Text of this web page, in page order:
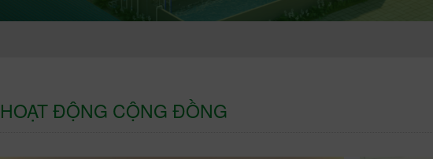
HOẠT ĐỘNG CỘNG ĐỒNG